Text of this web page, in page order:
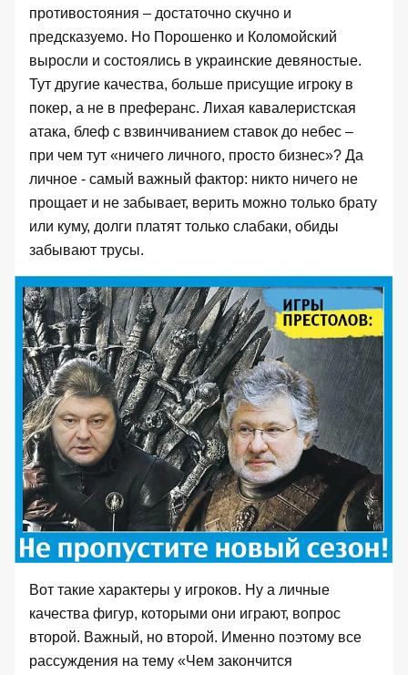
противостояния – достаточно скучно и
предсказуемо. Но Порошенко и Коломойский
выросли и состоялись в украинские девяностые.
Тут другие качества, больше присущие игроку в
покер, а не в преферанс. Лихая кавалеристская
атака, блеф с взвинчиванием ставок до небес –
при чем тут «ничего личного, просто бизнес»? Да
личное - самый важный фактор: никто ничего не
прощает и не забывает, верить можно только брату
или куму, долги платят только слабаки, обиды
забывают трусы.
Вот такие характеры у игроков. Ну а личные
качества фигур, которыми они играют, вопрос
второй. Важный, но второй. Именно поэтому все
рассуждения на тему «Чем закончится